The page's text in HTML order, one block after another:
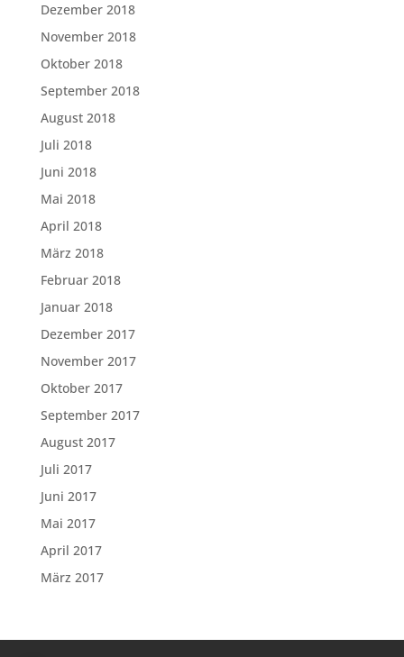
Dezember 2018
November 2018
Oktober 2018
September 2018
August 2018
Juli 2018
Juni 2018
Mai 2018
April 2018
März 2018
Februar 2018
Januar 2018
Dezember 2017
November 2017
Oktober 2017
September 2017
August 2017
Juli 2017
Juni 2017
Mai 2017
April 2017
März 2017